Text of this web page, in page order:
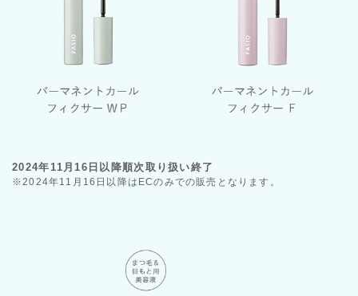
2024年11月16日以降順次取り扱い終了
※2024年11月16日以降はECのみでの販売となります。